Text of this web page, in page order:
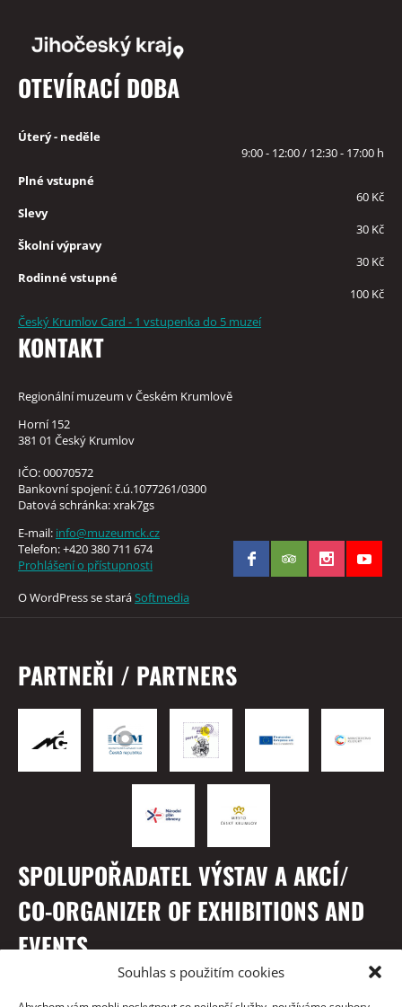
Souhlas s použitím cookies
OTEVÍRACÍ DOBA
Úterý - neděle
9:00 - 12:00 / 12:30 - 17:00 h
Plné vstupné
60 Kč
Slevy
30 Kč
Školní výpravy
30 Kč
Rodinné vstupné
100 Kč
Český Krumlov Card - 1 vstupenka do 5 muzeí
KONTAKT
Regionální muzeum v Českém Krumlově
Horní 152
381 01 Český Krumlov
IČO: 00070572
Bankovní spojení: č.ú.1077261/0300
Datová schránka: xrak7gs
E-mail: info@muzeumck.cz
Telefon: +420 380 711 674
Prohlášení o přístupnosti
O WordPress se staráSoftmedia
PARTNEŘI / PARTNERS
SPOLUPOŘADATEL VÝSTAV A AKCÍ/
CO-ORGANIZER OF EXHIBITIONS AND
EVENTS